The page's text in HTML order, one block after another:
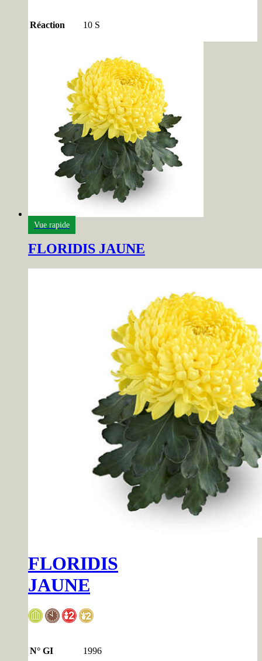
Réaction 10 S
Vue rapide
FLORIDIS JAUNE
FLORIDIS
JAUNE
N° GI 1996